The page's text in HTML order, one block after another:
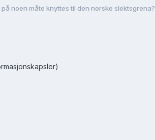
noen måte knyttes til den norske slektsgrena?